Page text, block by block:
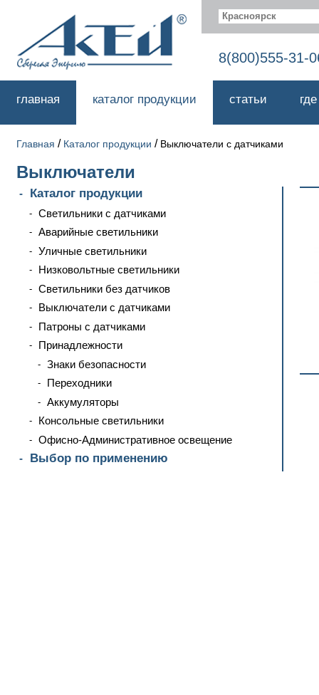
Красноярск
8(800)555-31-
главная каталог продукции статьи
Главная / Каталог продукции / Выключатели с датчиками
Выключатели
Каталог продукции
Светильники с датчиками
Аварийные светильники
Уличные светильники
Низковольтные светильники
Светильники без датчиков
Выключатели с датчиками
Патроны с датчиками
Принадлежности
Знаки безопасности
Переходники
Аккумуляторы
Консольные светильники
Офисно-Административное освещение
Выбор по применению